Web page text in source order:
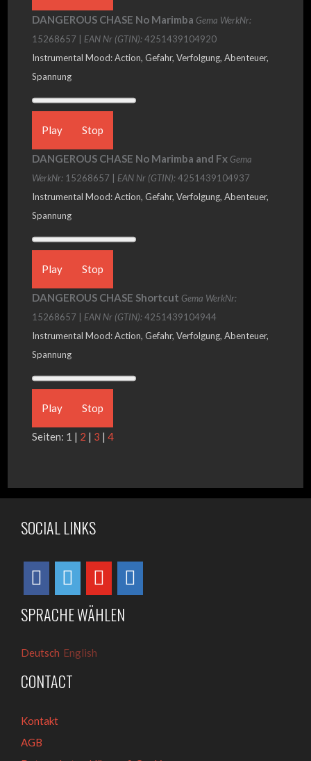
DANGEROUS CHASE No Marimba Gema WerkNr:
15268657 | EAN Nr (GTIN):4251439104920
Instrumental Mood: Action, Gefahr, Verfolgung, Abenteuer,
Spannung
Play Stop
DANGEROUS CHASE No Marimba and Fx Gema
WerkNr: 15268657 | EAN Nr (GTIN):4251439104937
Instrumental Mood: Action, Gefahr, Verfolgung, Abenteuer,
Spannung
Play Stop
DANGEROUS CHASE Shortcut Gema WerkNr:
15268657 | EAN Nr (GTIN):4251439104944
Instrumental Mood: Action, Gefahr, Verfolgung, Abenteuer,
Spannung
Play Stop
Seiten: 1 | 2 | 3 |4
SOCIAL LINKS
SPRACHE WÄHLEN
Deutsch English
CONTACT
Kontakt
AGB